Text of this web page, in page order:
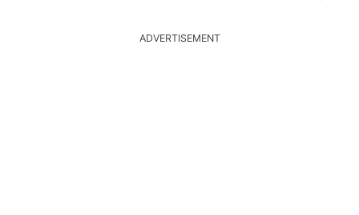
ADVERTISEMENT